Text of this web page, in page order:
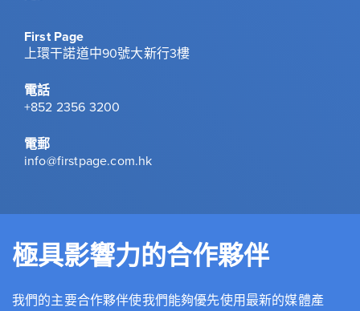
First Page
上環干諾道中90號大新行3樓
電話
+852 2356 3200
電郵
info@firstpage.com.hk
極具影響力的合作夥伴
我們的主要合作夥伴使我們能夠優先使用最新的媒體產